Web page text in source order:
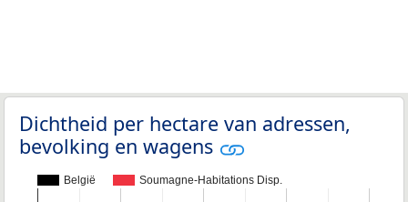
Dichtheid per hectare van adressen,
bevolking en wagens
België Soumagne-Habitations Disp.